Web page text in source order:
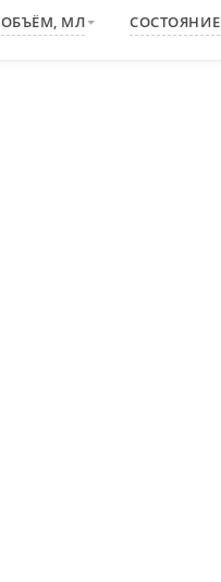
ОБЪЁМ, МЛ СОСТОЯНИЕ